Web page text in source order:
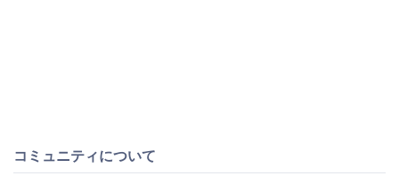
コミュニティについて